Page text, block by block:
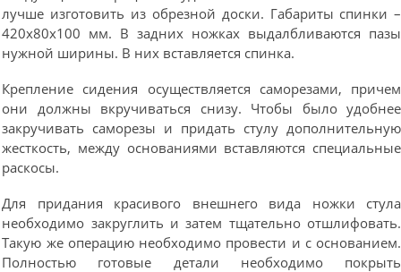
лучше изготовить из обрезной доски. Габариты спинки –
420х80х100 мм. В задних ножках выдалбливаются пазы
нужной ширины. В них вставляется спинка.
Крепление сидения осуществляется саморезами, причем
они должны вкручиваться снизу. Чтобы было удобнее
закручивать саморезы и придать стулу дополнительную
жесткость, между основаниями вставляются специальные
раскосы.
Для придания красивого внешнего вида ножки стула
необходимо закруглить и затем тщательно отшлифовать.
Такую же операцию необходимо провести и с основанием.
Полностью готовые детали необходимо покрыть